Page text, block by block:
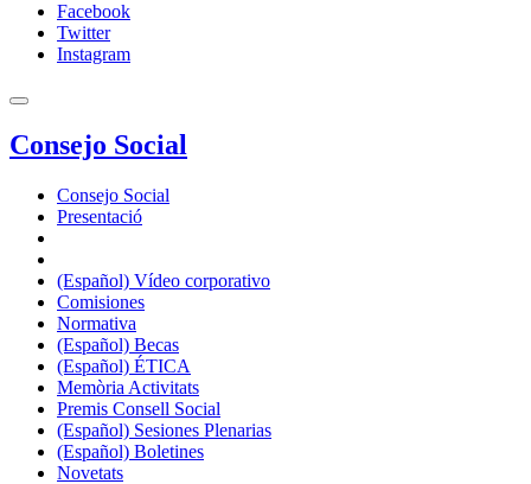
Facebook
Twitter
Instagram
Consejo Social
Consejo Social
Presentació
(Español) Vídeo corporativo
Comisiones
Normativa
(Español) Becas
(Español) ÉTICA
Memòria Activitats
Premis Consell Social
(Español) Sesiones Plenarias
(Español) Boletines
Novetats